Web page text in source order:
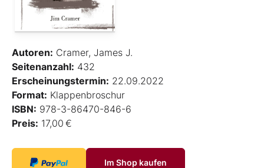
Autoren: Cramer, James J.
Seitenanzahl: 432
Erscheinungstermin: 22.09.2022
Format: Klappenbroschur
ISBN: 978-3-86470-846-6
Preis: 17,00 €
Im Shop kaufen